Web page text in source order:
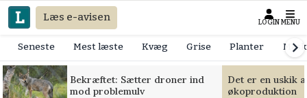
Læs e-avisen LOGIN MENU
Seneste Mest læste Kvæg Grise Planter
Bekræftet: Sætter droner ind
mod problemulv
Det er en uskik
økoproduktion